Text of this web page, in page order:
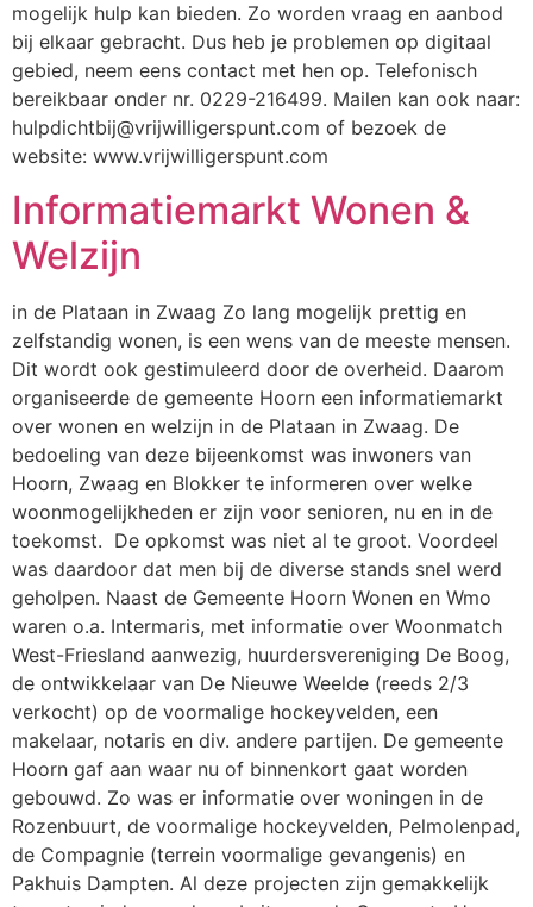
mogelijk hulp kan bieden. Zo worden vraag en aanbod
bij elkaar gebracht. Dus heb je problemen op digitaal
gebied, neem eens contact met hen op. Telefonisch
bereikbaar onder nr. 0229-216499. Mailen kan ook naar:
hulpdichtbij@vrijwilligerspunt.com of bezoek de
website: www.vrijwilligerspunt.com
Informatiemarkt Wonen &
Welzijn
in de Plataan in Zwaag Zo lang mogelijk prettig en
zelfstandig wonen, is een wens van de meeste mensen.
Dit wordt ook gestimuleerd door de overheid. Daarom
organiseerde de gemeente Hoorn een informatiemarkt
over wonen en welzijn in de Plataan in Zwaag. De
bedoeling van deze bijeenkomst was inwoners van
Hoorn, Zwaag en Blokker te informeren over welke
woon­mogelijkheden er zijn voor senioren, nu en in de
toekomst. De opkomst was niet al te groot. Voordeel
was daardoor dat men bij de diverse stands snel werd
geholpen. Naast de Gemeente Hoorn Wonen en Wmo
waren o.a. Intermaris, met informatie over Woonmatch
West-Friesland aanwezig, huurders­vereniging De Boog,
de ontwikkelaar van De Nieuwe Weelde (reeds 2/3
verkocht) op de voormalige hockeyvelden, een
makelaar, notaris en div. andere partijen. De gemeente
Hoorn gaf aan waar nu of binnenkort gaat worden
gebouwd. Zo was er informatie over woningen in de
Rozenbuurt, de voormalige hockeyvelden, Pelmolenpad,
de Compagnie (terrein voormalige gevangenis) en
Pakhuis Dampten. Al deze projecten zijn gemakkelijk